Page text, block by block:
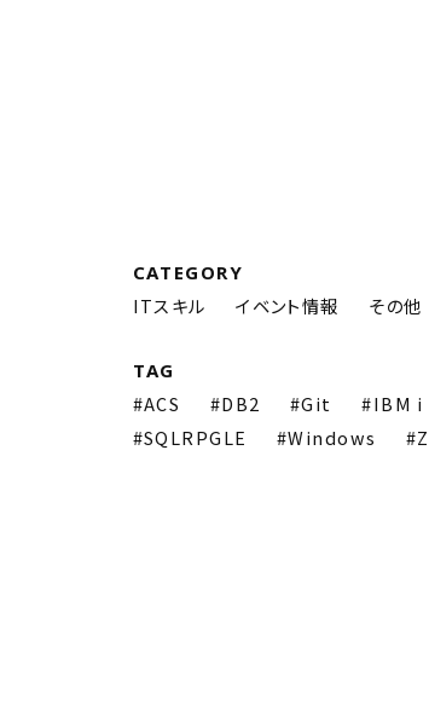
CATEGORY
ITスキル イベント情報 その他
TAG
ACS DB2 Git IBM i
SQLRPGLE
Windows